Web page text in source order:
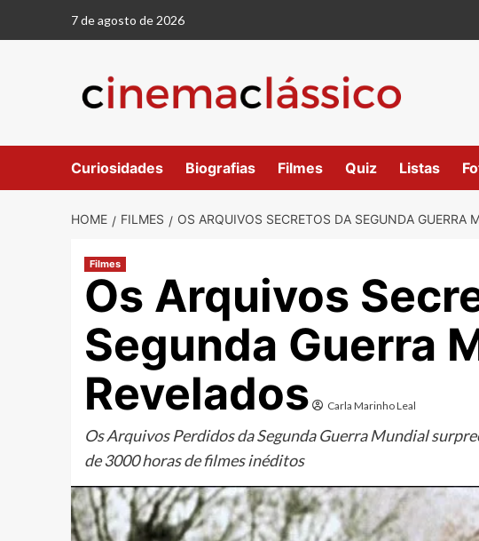
7 de agosto de 2026
Curiosidades Biografias Filmes Quiz Listas
HOME FILMES OS ARQUIVOS SECRETOS DA SEGUNDA GUERRA
Filmes
Os Arquivos
Segunda Guerra
Revelados
Carla Marinho Leal
Os Arquivos Perdidos da Segunda Guerra Mundial
de 3000 horas de filmes inéditos